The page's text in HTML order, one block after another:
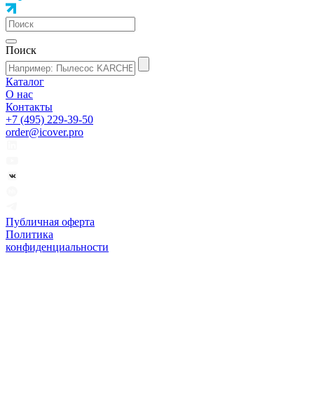
Поиск
Каталог
О нас
Контакты
+7 (495) 229-39-50
order@icover.pro
Публичная оферта
Политика
конфиденциальности